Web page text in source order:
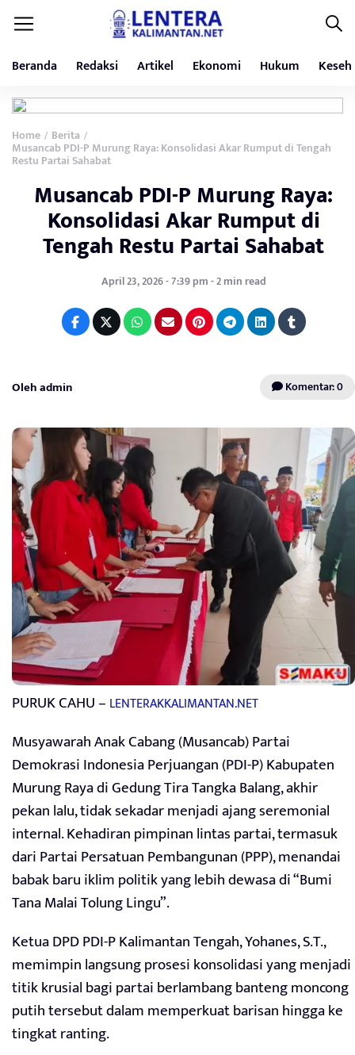
Beranda Redaksi Artikel Ekonomi Hukum
Home / Berita /
Musancab PDI-P Murung Raya: Konsolidasi Akar Rumput di Tengah
Restu Partai Sahabat
Musancab PDI-P Murung Raya:
Konsolidasi Akar Rumput di
Tengah Restu Partai Sahabat
April 23, 2026 - 7:39 pm - 2 min read
Oleh admin Komentar: 0
PURUK CAHU – LENTERAKKALIMANTAN.NET
Musyawarah Anak Cabang (Musancab) Partai
Demokrasi Indonesia Perjuangan (PDI-P) Kabupaten
Murung Raya di Gedung Tira Tangka Balang, akhir
pekan lalu, tidak sekadar menjadi ajang seremonial
internal. Kehadiran pimpinan lintas partai, termasuk
dari Partai Persatuan Pembangunan (PPP), menandai
babak baru iklim politik yang lebih dewasa di “Bumi
Tana Malai Tolung Lingu”.
Ketua DPD PDI-P Kalimantan Tengah, Yohanes, S.T.,
memimpin langsung prosesi konsolidasi yang menjadi
titik krusial bagi partai berlambang banteng moncong
putih tersebut dalam memperkuat barisan hingga ke
tingkat ranting.